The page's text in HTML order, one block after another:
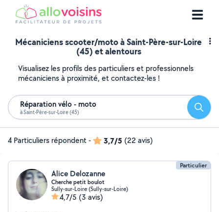
Mécaniciens scooter/moto à Saint-Père-sur-Loire
(45) et alentours
Visualisez les profils des particuliers et professionnels
mécaniciens à proximité, et contactez-les !
Réparation vélo - moto
à Saint-Père-sur-Loire (45)
4 Particuliers répondent- 3,7/5 (22 avis)
Particulier
Alice Delozanne
Cherche petit boulot
Sully-sur-Loire (Sully-sur-Loire)
4,7/5 (3 avis)